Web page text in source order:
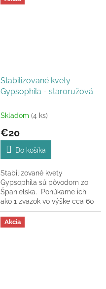
Stabilizované kvety
Gypsophila - staroružová
Skladom (4 ks)
€20
Do košíka
Stabilizované kvety
Gypsophila sú pôvodom zo
Španielska. Ponúkame ich
ako 1 zväzok vo výške cca 60
- 70cm.
Akcia